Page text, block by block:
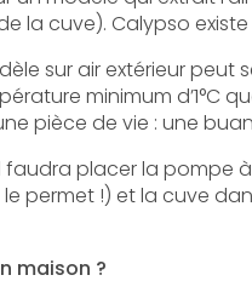
la cuve). Calypso
sur air extérieur
minimum d’1°C
pièce de vie : une
faudra placer la pompe
permet !) et la cuve
maison ?